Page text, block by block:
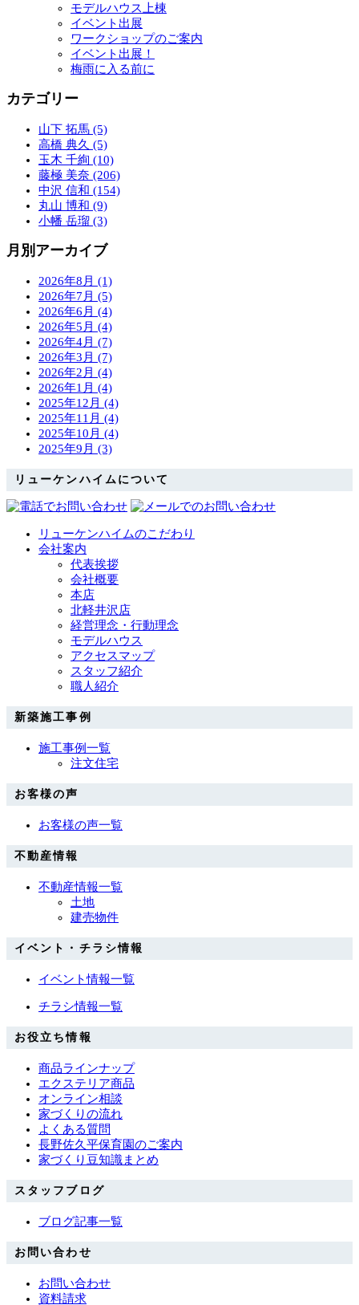
モデルハウス上棟
イベント出展
ワークショップのご案内
イベント出展！
梅雨に入る前に
カテゴリー
山下 拓馬 (5)
高橋 典久 (5)
玉木 千絢 (10)
藤極 美奈 (206)
中沢 信和 (154)
丸山 博和 (9)
小幡 岳瑠 (3)
月別アーカイブ
2026年8月 (1)
2026年7月 (5)
2026年6月 (4)
2026年5月 (4)
2026年4月 (7)
2026年3月 (7)
2026年2月 (4)
2026年1月 (4)
2025年12月 (4)
2025年11月 (4)
2025年10月 (4)
2025年9月 (3)
リューケンハイムについて
リューケンハイムのこだわり
会社案内
代表挨拶
会社概要
本店
北軽井沢店
経営理念・行動理念
モデルハウス
アクセスマップ
スタッフ紹介
職人紹介
新築施工事例
施工事例一覧
注文住宅
お客様の声
お客様の声一覧
不動産情報
不動産情報一覧
土地
建売物件
イベント・チラシ情報
イベント情報一覧
チラシ情報一覧
お役立ち情報
商品ラインナップ
エクステリア商品
オンライン相談
家づくりの流れ
よくある質問
長野佐久平保育園のご案内
家づくり豆知識まとめ
スタッフブログ
ブログ記事一覧
お問い合わせ
お問い合わせ
資料請求